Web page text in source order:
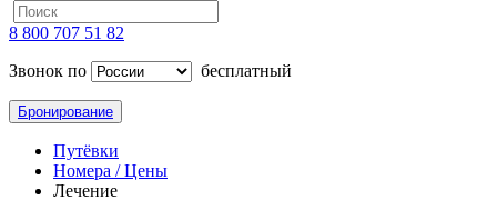
8 800 707 51 82
Звонок по
бесплатный
Бронирование
Путёвки
Номера / Цены
Лечение